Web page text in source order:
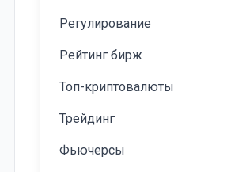
Регулирование
Рейтинг бирж
Топ-криптовалюты
Трейдинг
Фьючерсы